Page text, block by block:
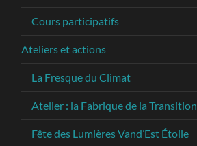
Cours participatifs
Ateliers et actions
La Fresque du Climat
Atelier : la Fabrique de la Transition
Fête des Lumières Vand’Est Étoile